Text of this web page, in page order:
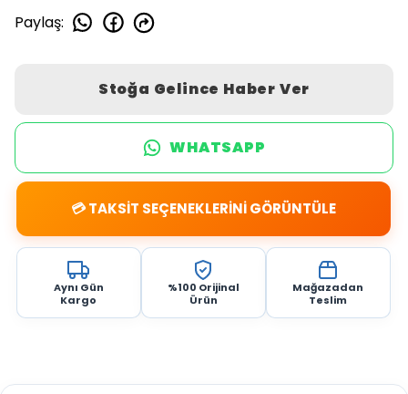
Paylaş:
Stoğa Gelince Haber Ver
WHATSAPP
💳 TAKSİT SEÇENEKLERİNİ GÖRÜNTÜLE
Aynı Gün
Kargo
%100 Orijinal
Ürün
Mağazadan
Teslim